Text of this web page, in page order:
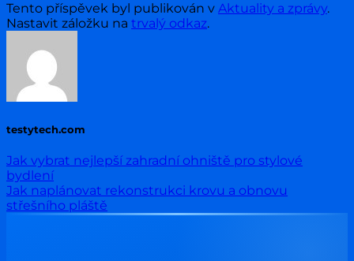
Tento příspěvek byl publikován v Aktuality a zprávy.
Nastavit záložku na trvalý odkaz.
testytech.com
Jak vybrat nejlepší zahradní ohniště pro stylové
bydlení
Jak naplánovat rekonstrukci krovu a obnovu
střešního pláště